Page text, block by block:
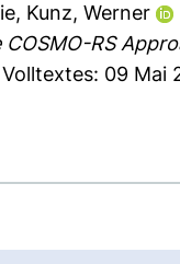
, Kunz, Werner
RS
09 Mai